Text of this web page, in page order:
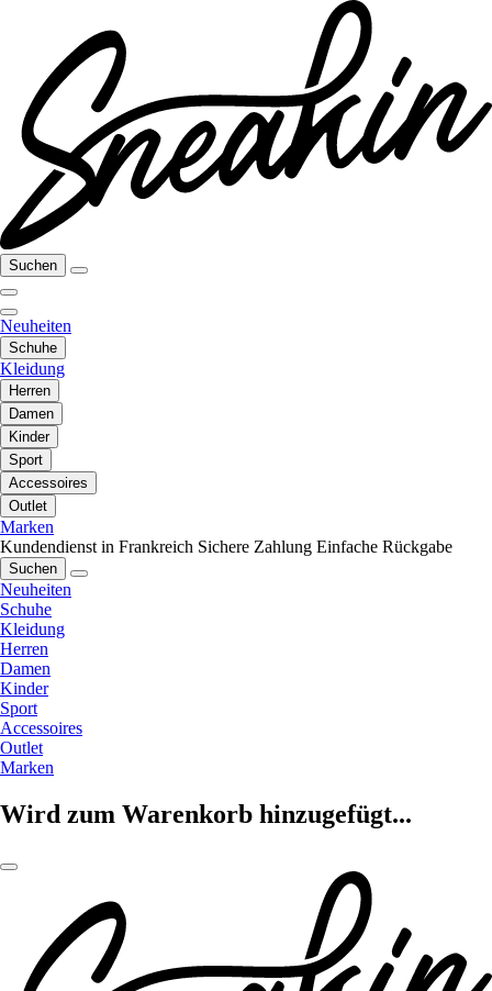
Suchen
Neuheiten
Schuhe
Kleidung
Herren
Damen
Kinder
Sport
Accessoires
Outlet
Marken
Kundendienst in Frankreich Sichere Zahlung Einfache Rückgabe
Suchen
Neuheiten
Schuhe
Kleidung
Herren
Damen
Kinder
Sport
Accessoires
Outlet
Marken
Wird zum Warenkorb hinzugefügt...